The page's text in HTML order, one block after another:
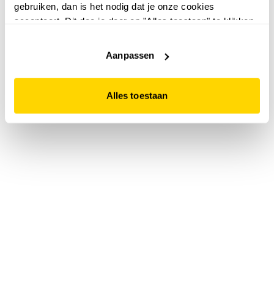
gebruiken, dan is het nodig dat je onze cookies
accepteert. Dit doe je door op "Alles toestaan" te klikken.
website niet optimaal functioneert.
Aanpassen
Alles toestaan